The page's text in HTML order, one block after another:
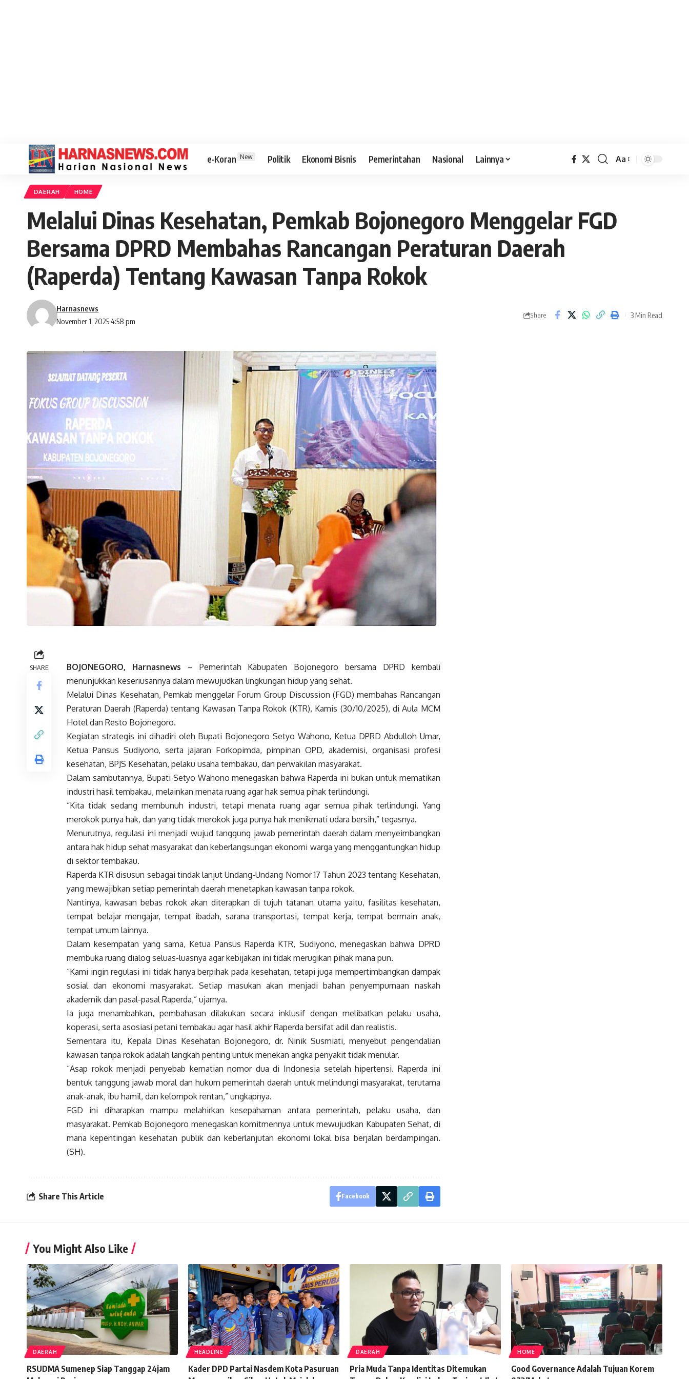
e-Koran New Politik Ekonomi Bisnis Pemerintahan Nasional Lainnya Aa
DAERAH HOME
Melalui Dinas Kesehatan, Pemkab Bojonegoro Menggelar FGD
Bersama DPRD Membahas Rancangan Peraturan Daerah
(Raperda) Tentang Kawasan Tanpa Rokok
November 1, 2025 4:58 pm
Harnasnews
Share 3 Min Read
SHARE BOJONEGORO, Harnasnews – Pemerintah Kabupaten Bojonegoro bersama DPRD kembali
menunjukkan keseriusannya dalam mewujudkan lingkungan hidup yang sehat.
Melalui Dinas Kesehatan, Pemkab menggelar Forum Group Discussion (FGD) membahas Rancangan
Peraturan Daerah (Raperda) tentang Kawasan Tanpa Rokok (KTR), Kamis (30/10/2025), di Aula MCM
Hotel dan Resto Bojonegoro.
Kegiatan strategis ini dihadiri oleh Bupati Bojonegoro Setyo Wahono, Ketua DPRD Abdulloh Umar,
Ketua Pansus Sudiyono, serta jajaran Forkopimda, pimpinan OPD, akademisi, organisasi profesi
kesehatan, BPJS Kesehatan, pelaku usaha tembakau, dan perwakilan masyarakat.
Dalam sambutannya, Bupati Setyo Wahono menegaskan bahwa Raperda ini bukan untuk mematikan
industri hasil tembakau, melainkan menata ruang agar hak semua pihak terlindungi.
“Kita tidak sedang membunuh industri, tetapi menata ruang agar semua pihak terlindungi. Yang
merokok punya hak, dan yang tidak merokok juga punya hak menikmati udara bersih,” tegasnya.
Menurutnya, regulasi ini menjadi wujud tanggung jawab pemerintah daerah dalam menyeimbangkan
antara hak hidup sehat masyarakat dan keberlangsungan ekonomi warga yang menggantungkan hidup
di sektor tembakau.
Raperda KTR disusun sebagai tindak lanjut Undang-Undang Nomor 17 Tahun 2023 tentang Kesehatan,
yang mewajibkan setiap pemerintah daerah menetapkan kawasan tanpa rokok.
Nantinya, kawasan bebas rokok akan diterapkan di tujuh tatanan utama yaitu, fasilitas kesehatan,
tempat belajar mengajar, tempat ibadah, sarana transportasi, tempat kerja, tempat bermain anak,
tempat umum lainnya.
Dalam kesempatan yang sama, Ketua Pansus Raperda KTR, Sudiyono, menegaskan bahwa DPRD
membuka ruang dialog seluas-luasnya agar kebijakan ini tidak merugikan pihak mana pun.
“Kami ingin regulasi ini tidak hanya berpihak pada kesehatan, tetapi juga mempertimbangkan dampak
sosial dan ekonomi masyarakat. Setiap masukan akan menjadi bahan penyempurnaan naskah
akademik dan pasal-pasal Raperda,” ujarnya.
Ia juga menambahkan, pembahasan dilakukan secara inklusif dengan melibatkan pelaku usaha,
koperasi, serta asosiasi petani tembakau agar hasil akhir Raperda bersifat adil dan realistis.
Sementara itu, Kepala Dinas Kesehatan Bojonegoro, dr. Ninik Susmiati, menyebut pengendalian
kawasan tanpa rokok adalah langkah penting untuk menekan angka penyakit tidak menular.
“Asap rokok menjadi penyebab kematian nomor dua di Indonesia setelah hipertensi. Raperda ini
bentuk tanggung jawab moral dan hukum pemerintah daerah untuk melindungi masyarakat, terutama
anak-anak, ibu hamil, dan kelompok rentan,” ungkapnya.
FGD ini diharapkan mampu melahirkan kesepahaman antara pemerintah, pelaku usaha, dan
masyarakat. Pemkab Bojonegoro menegaskan komitmennya untuk mewujudkan Kabupaten Sehat, di
mana kepentingan kesehatan publik dan keberlanjutan ekonomi lokal bisa berjalan berdampingan.
(SH).
Share This Article Facebook
You Might Also Like
DAERAH
RSUDMA Sumenep Siap Tanggap 24jam
HEADLINE
Kader DPD Partai Nasdem Kota Pasuruan
DAERAH
Pria Muda Tanpa Identitas Ditemukan
HOME
Good Governance Adalah Tujuan Korem